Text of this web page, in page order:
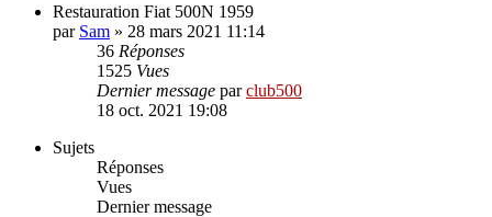
Restauration Fiat 500N 1959
par Sam » 28 mars 2021 11:14
36 Réponses
1525 Vues
Dernier message parclub500
18 oct. 2021 19:08
Sujets
Réponses
Vues
Dernier message